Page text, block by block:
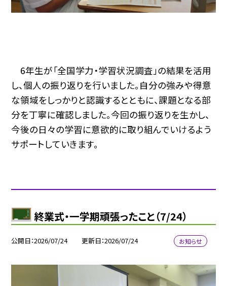
6年生が「全国学力・学習状況調査」の結果を活用
し、個人の振り返りを行いました。自分の強みや得意
な領域をしっかりと認識するとともに、課題となる部
分を丁寧に確認しました。今回の振り返りを生かし、
今後の日々の学習に意欲的に取り組んでいけるよう
サポートしていきます。
終業式・一学期頑張ったこと（7/24）
公開日 2026/07/24 更新日 2026/07/24 お知らせ